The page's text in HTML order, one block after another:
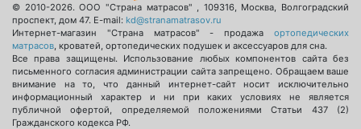
© 2010-2026.ООО "Страна матрасов" , 109316, Москва, Волгоградский
проспект, дом 47. E-mail: kd@stranamatrasov.ru
Интернет-магазин "Страна матрасов" - продажа ортопедических
матрасов, кроватей, ортопедических подушек и аксессуаров для сна.
Все права защищены. Использование любых компонентов сайта без
письменного согласия администрации сайта запрещено. Обращаем ваше
внимание на то, что данный интернет-сайт носит исключительно
информационный характер и ни при каких условиях не является
публичной офертой, определяемой положениями Статьи 437 (2)
Гражданского кодекса РФ.